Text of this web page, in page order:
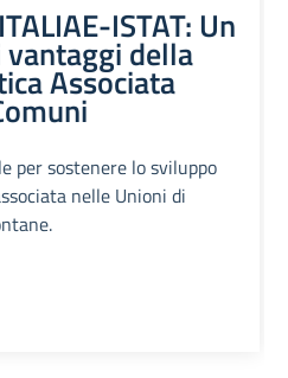
ISTAT: Un
della
Associata
per sostenere lo sviluppo
nelle Unioni di